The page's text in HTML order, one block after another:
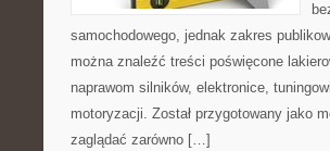
samochodowego, jednak zakres
można znaleźć treści poświęcone
naprawom silników, elektronice,
motoryzacji. Został przygotowany jako
zaglądać zarówno […]